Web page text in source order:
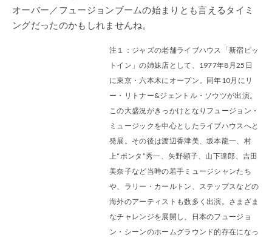
オーバー／フュージョンブームの始まりとも言えるタイミ
ングだったのかもしれませんね。
注１：ジャズの老舗ライブハウス「新宿ピッ
トイン」の姉妹店として、1977年8月25日
に東京・六本木にオープン。同年10月にリ
ー・リトナー&ジェントル・ソウツが出演。
この大盛況がきっかけとなりフュージョン・
ミュージックを中心としたライブハウスへと
発展。その後は渡辺香津美、坂本龍一、村
上“ポンタ”秀一、矢野顕子、山下達郎、吉田
美奈子など当時の若手ミュージシャンたち
や、ラリー・カールトン、ステップスなどの
海外のアーティストも数多く出演。さまざま
なチャレンジを展開し、日本のフュージョ
ン・シーンのホームグラウンド的存在になっ